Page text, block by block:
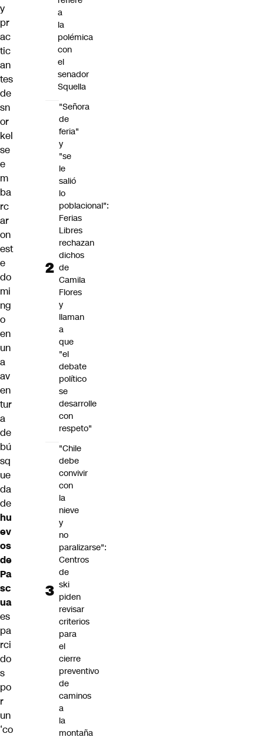
y
pr
ac
tic
an
tes
de
sn
or
kel
se
e
m
ba
rc
ar
on
est
e
do
mi
ng
o
en
un
a
av
en
tur
a
de
bú
sq
ue
da
de
hu
ev
os
de
Pa
sc
ua
es
pa
rci
do
s
po
r
un
‘co
a
la
polémica
con
el
senador
Squella
"Señora
de
feria"
y
"se
le
salió
lo
poblacional":
Ferias
Libres
rechazan
dichos
de
Camila
Flores
y
llaman
a
que
"el
debate
político
se
desarrolle
con
respeto"
"Chile
debe
convivir
con
la
nieve
y
no
paralizarse":
Centros
de
ski
piden
revisar
criterios
para
el
cierre
preventivo
de
caminos
a
la
montaña